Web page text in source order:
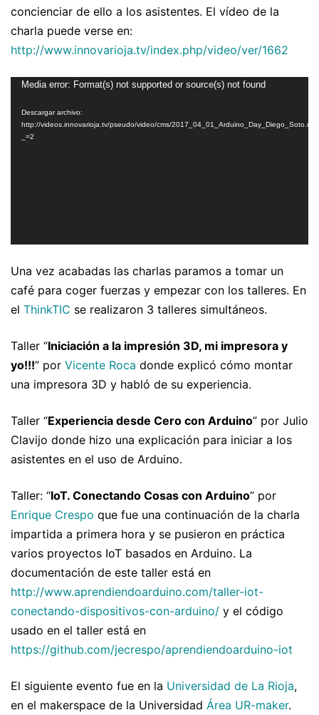
concienciar de ello a los asistentes. El vídeo de la
charla puede verse en:
http://www.innovarioja.tv/index.php/video/ver/1662
Reproductor
vídeo
Media error: Format(s) not supported or source(s) not found
Descargar archivo:
http://videos.innovarioja.tv/pseudo/video/cms/
_=2
Una vez acabadas las charlas paramos a tomar un
café para coger fuerzas y empezar con los talleres. En
el ThinkTIC se realizaron 3 talleres simultáneos.
Taller “Iniciación a la impresión 3D, mi impresora y
yo!!!” por Vicente Roca donde explicó cómo montar
una impresora 3D y habló de su experiencia.
Taller “Experiencia desde Cero con Arduino” por Julio
Clavijo donde hizo una explicación para iniciar a los
asistentes en el uso de Arduino.
Taller: “IoT. Conectando Cosas con Arduino” por
Enrique Crespo que fue una continuación de la charla
impartida a primera hora y se pusieron en práctica
varios proyectos IoT basados en Arduino. La
documentación de este taller está en
http://www.aprendiendoarduino.com/taller-iot-
conectando-dispositivos-con-arduino/ y el código
usado en el taller está en
https://github.com/jecrespo/aprendiendoarduino-iot
El siguiente evento fue en la Universidad de La Rioja,
en el makerspace de la Universidad Área UR-maker.